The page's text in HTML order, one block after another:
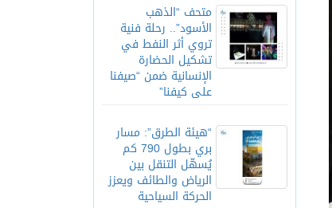
متحف “الذهب
الأسود”.. رحلة فنية
تروي أثر النفط في
تشكيل الحضارة
الإنسانية ضمن “صيفنا
على كيفنا”
“هيئة الطرق”: مسار
بري بطول 790 كم
يُسهّل التنقل بين
الرياض والطائف ويعزز
الحركة السياحية